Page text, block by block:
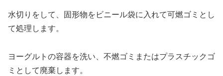
水切りをして、固形物をビニール袋に入れて可燃ゴミとし
て処理します。
ヨーグルトの容器を洗い、不燃ゴミまたはプラスチックゴ
ミとして廃棄します。